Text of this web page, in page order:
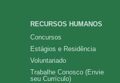
RECURSOS HUMANOS
Concursos
Estágios e Residência
Voluntariado
Trabalhe Conosco (Envie
seu Currículo)